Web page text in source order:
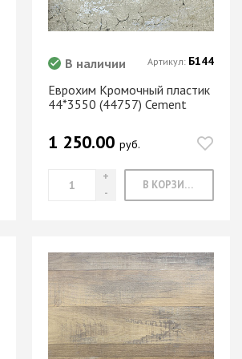
Еврохим Кромочный пластик
44*3550 (44757) Cement
В наличии
1 250.00руб.
В КОРЗИНУ
Артикул: Б144